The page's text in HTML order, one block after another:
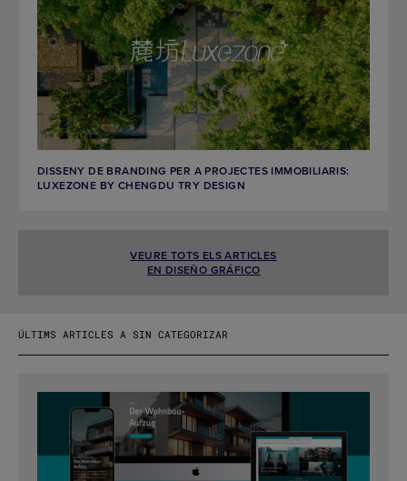
DISSENY DE BRANDING PER A PROJECTES IMMOBILIARIS:
LUXEZONE BY CHENGDU TRY DESIGN
VEURE TOTS ELS ARTICLES
EN DISEÑO GRÁFICO
ÚLTIMS ARTICLES A SIN CATEGORIZAR